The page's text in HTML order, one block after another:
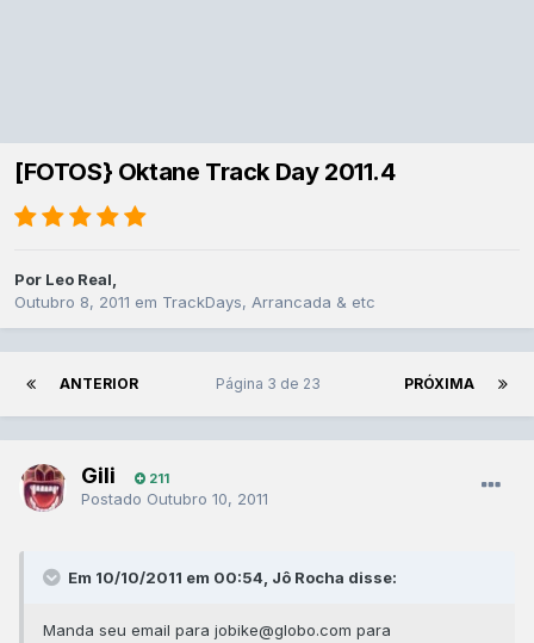
[FOTOS} Oktane Track Day 2011.4
Por Leo Real,
Outubro 8, 2011 em TrackDays, Arrancada & etc
ANTERIOR PRÓXIMA
Página 3 de 23
Gili 211
Postado Outubro 10, 2011
Em 10/10/2011 em 00:54, Jô Rocha disse:
Manda seu email para jobike@globo.com para